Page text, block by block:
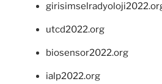
utcd2022.org
biosensor2022.org
ialp2022.org